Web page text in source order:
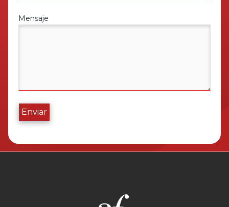
Mensaje
Enviar